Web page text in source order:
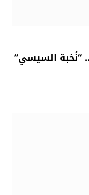
“نُخبة السيسي”